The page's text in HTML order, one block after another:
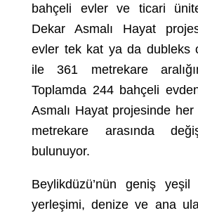
bahçeli evler ve ticari
Dekar Asmalı Hayat
evler tek kat ya da dubleks
ile 361 metrekare
Toplamda 244 bahçeli
Asmalı Hayat projesinde
metrekare arasında
bulunuyor.
Beylikdüzü’nün geniş yeşil
yerleşimi, denize ve ana